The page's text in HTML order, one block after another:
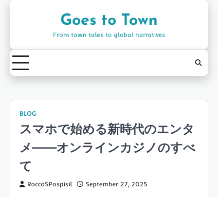
Goes to Town
From town tales to global narratives
BLOG
スマホで始める新時代のエンタ
メ——オンラインカジノのすべ
て
RoccoSPospisil September 27, 2025